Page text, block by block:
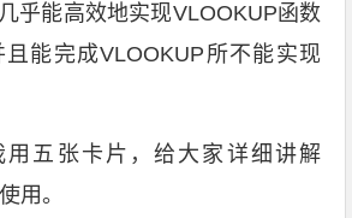
乎能高效地实现VLOOKUP函数
能完成VLOOKUP所不能实现
用五张卡片，给大家详细讲解
用。